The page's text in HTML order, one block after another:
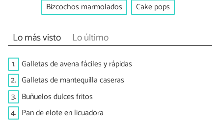
Bizcochos marmolados
Cake pops
Lo más visto Lo último
1. Galletas de avena fáciles y rápidas
2. Galletas de mantequilla caseras
3. Buñuelos dulces fritos
4. Pan de elote en licuadora